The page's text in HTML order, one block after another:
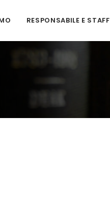
RESPONSABILE E STAFF